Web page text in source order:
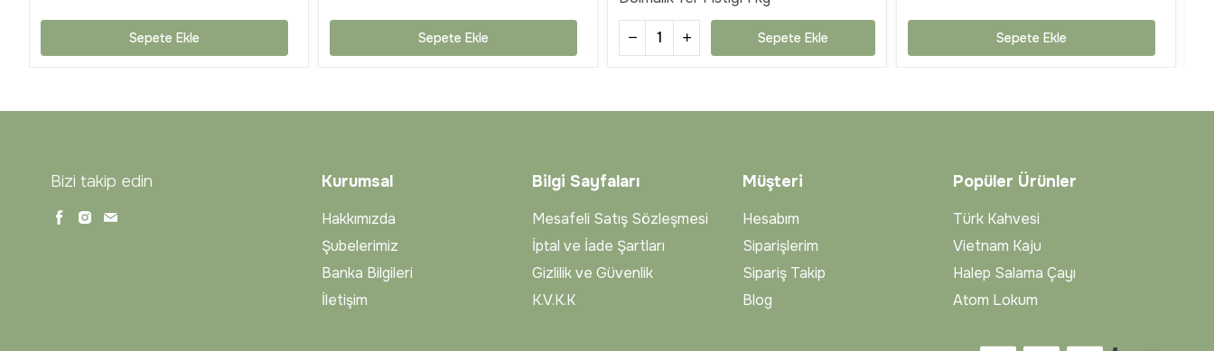
Sepete Ekle Sepete Ekle Sepete Ekle Sepete Ekle
Bizi takip edin Kurumsal
Hakkımızda
Şubelerimiz
Banka Bilgileri
İletişim
Bilgi Sayfaları
Mesafeli Satış Sözleşmesi
İptal ve İade Şartları
Gizlilik ve Güvenlik
K.V.K.K
Müşteri
Hesabım
Siparişlerim
Sipariş Takip
Blog
Popüler Ürünler
Türk Kahvesi
Vietnam Kaju
Halep Salama Çayı
Atom Lokum